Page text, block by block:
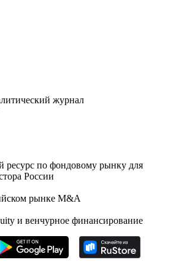
журнал
ресурс по фондовому рынку для
России
рынке M&A
и венчурное финансирование